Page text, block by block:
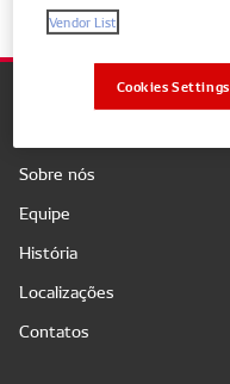
Sobre nós
Equipe
História
Localizações
Contatos
Vendor List
Cookies Settings